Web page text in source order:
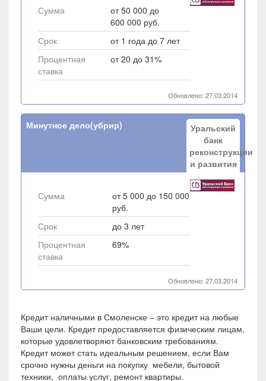
Сумма
от 50 000 до
600 000 руб.
Срок
от 1 года до 7 лет
Процентная
ставка
от 20 до 31%
Обновлено: 27.03.2014
Минутное дело(убрир)
Уральский
банк
реконструкции
и развития
Сумма
от 5 000 до 150 000
руб.
Срок
до 3 лет
Процентная
ставка
69%
Обновлено: 27.03.2014
Кредит наличными в Смоленске – это кредит на любые
Ваши цели. Кредит предоставляется физическим лицам,
которые удовлетворяют банковским требованиям.
Кредит может стать идеальным решением, если Вам
срочно нужны деньги на покупку мебели, бытовой
техники, оплаты услуг, ремонт квартиры.